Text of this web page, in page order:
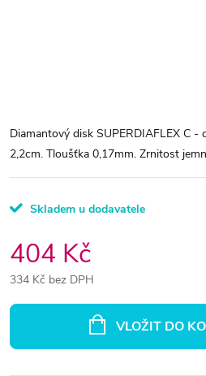
Diamantový disk SUPERDIAFLEX C -
2,2cm. Tloušťka 0,17mm. Zrnitost
Skladem u dodavatele
404 Kč
334 Kč bez DPH
VLOŽIT DO